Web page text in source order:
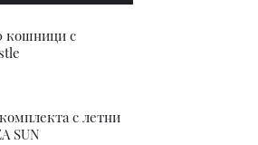
кошници с
с летни
SUN